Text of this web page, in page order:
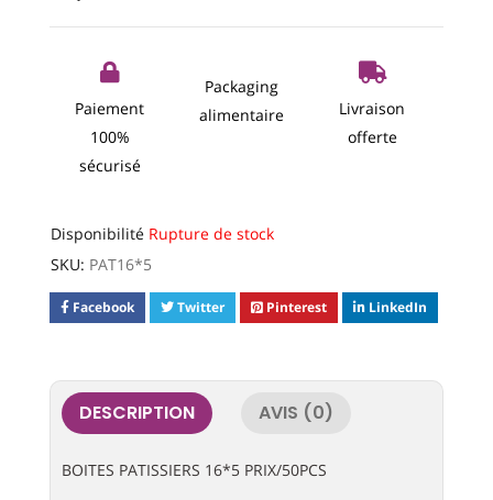
Paiement
100%
sécurisé
Packaging
alimentaire
Livraison
offerte
Disponibilité Rupture de stock
SKU: PAT16*5
Facebook Twitter Pinterest LinkedIn
DESCRIPTION AVIS (0)
BOITES PATISSIERS 16*5 PRIX/50PCS